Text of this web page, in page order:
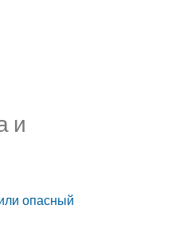
и
опасный